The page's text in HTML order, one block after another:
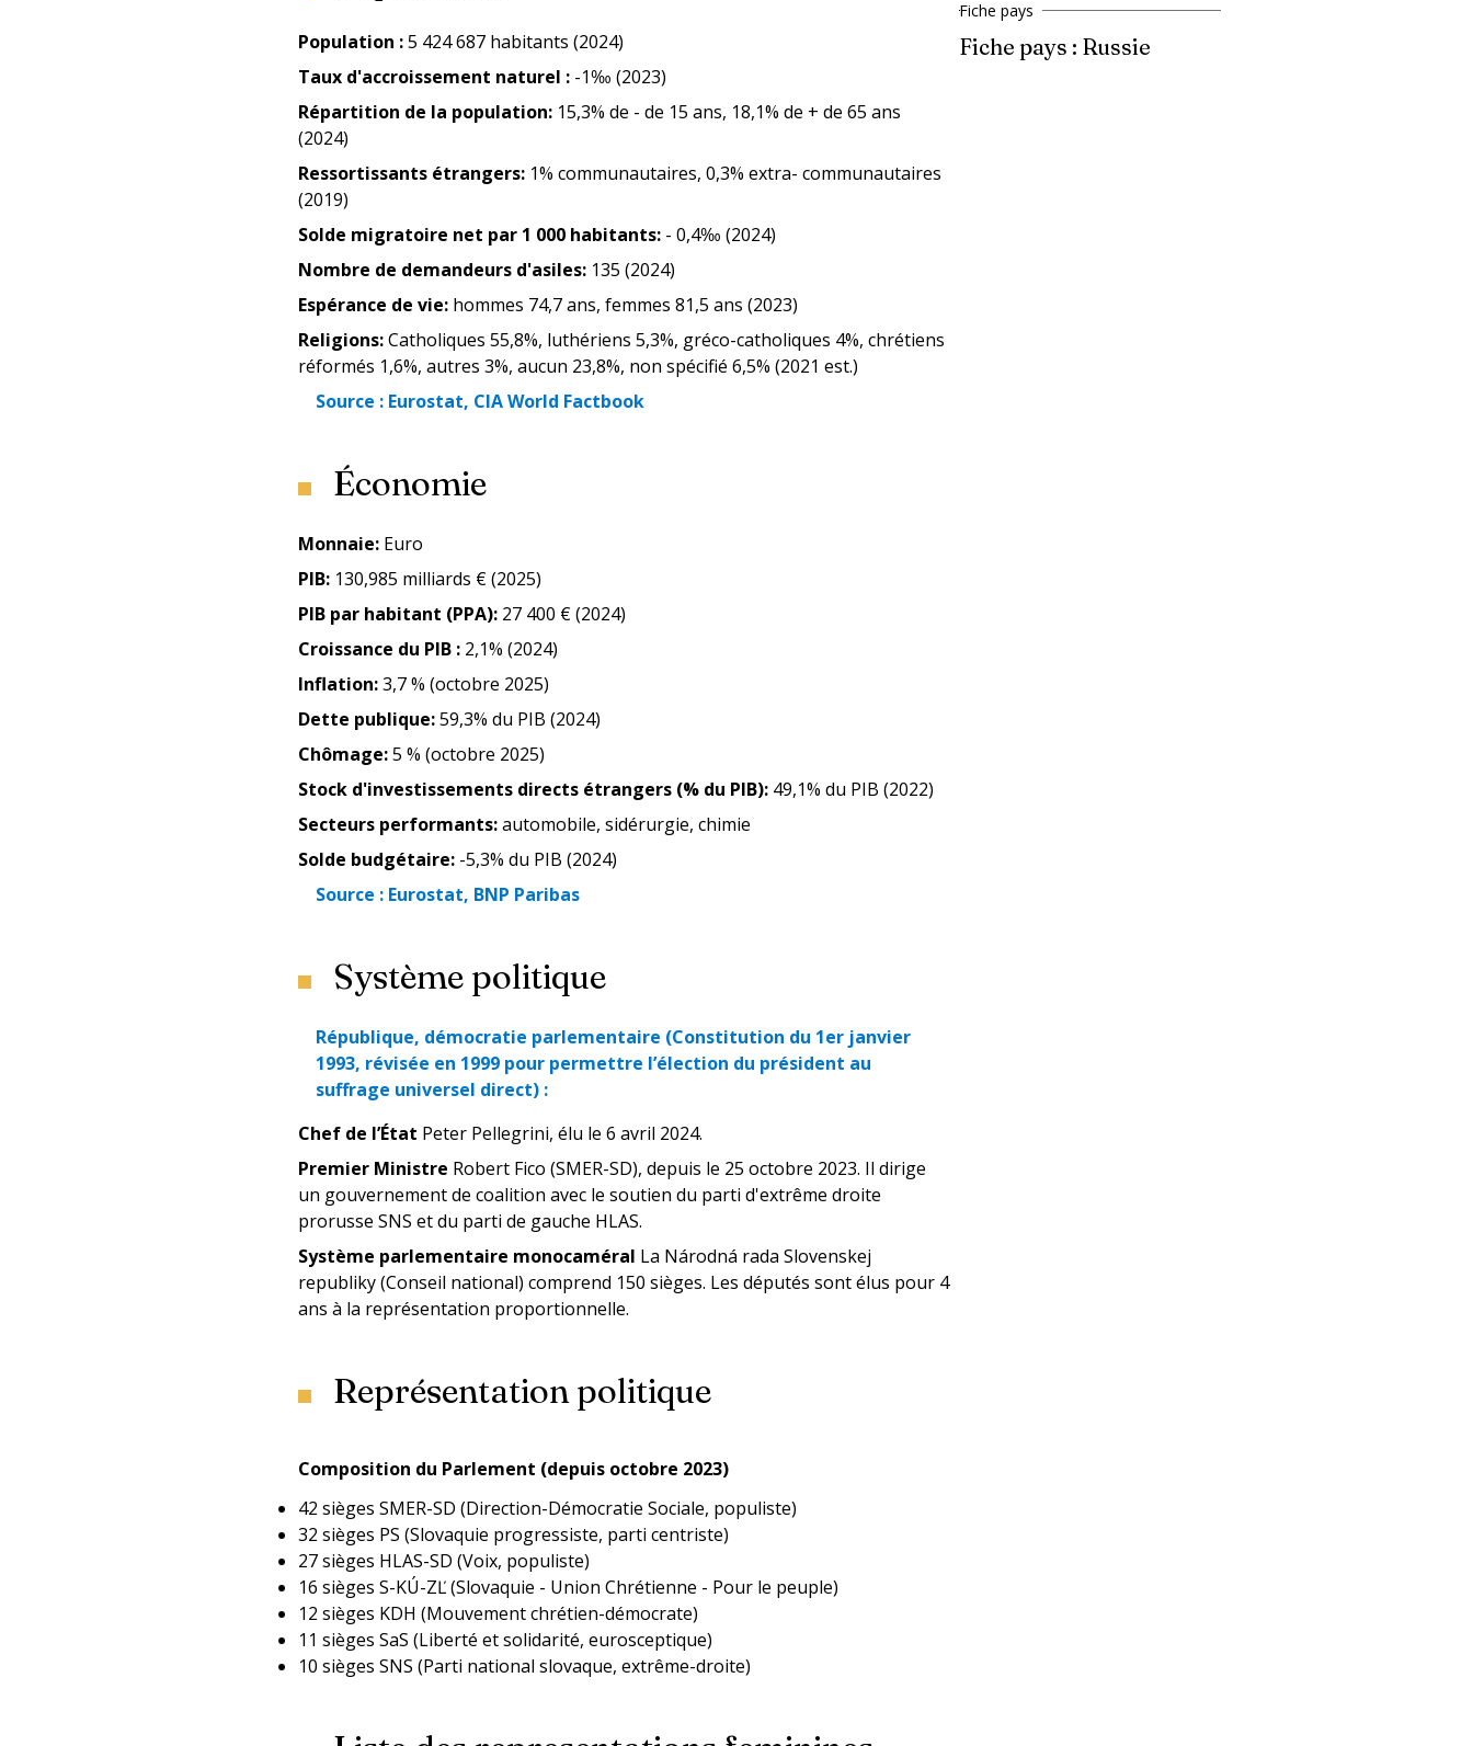
Population :5 424 687 habitants (2024)
Taux d'accroissement naturel : -1‰ (2023)
Répartition de la population: 15,3% de - de 15 ans, 18,1% de + de 65 ans
(2024)
Ressortissants étrangers: 1% communautaires, 0,3% extra- communautaires
(2019)
Solde migratoire net par 1 000 habitants: - 0,4‰ (2024)
Nombre de demandeurs d'asiles: 135 (2024)
Espérance de vie: hommes 74,7 ans, femmes 81,5 ans (2023)
Religions:Catholiques 55,8%, luthériens 5,3%, gréco-catholiques 4%, chrétiens
réformés 1,6%, autres 3%, aucun 23,8%, non spécifié 6,5% (2021 est.)
Source : Eurostat, CIA World Factbook
Économie
Monnaie: Euro
PIB: 130,985 milliards € (2025)
PIB par habitant (PPA): 27 400 € (2024)
Croissance du PIB : 2,1% (2024)
Inflation:3,7 % (octobre 2025)
Dette publique:59,3% du PIB (2024)
Chômage:5 % (octobre 2025)
Stock d'investissements directs étrangers (% du PIB): 49,1% du PIB (2022)
Secteurs performants:automobile, sidérurgie, chimie
Solde budgétaire: -5,3% du PIB (2024)
Source : Eurostat, BNP Paribas
Système politique
République, démocratie parlementaire (Constitution du 1er janvier
1993, révisée en 1999 pour permettre l’élection du président au
suffrage universel direct) :
Chef de l’État Peter Pellegrini, élu le 6 avril 2024.
Premier Ministre Robert Fico (SMER-SD), depuis le 25 octobre 2023. Il dirige
un gouvernement de coalition avec le soutien du parti d'extrême droite
prorusse SNS et du parti de gauche HLAS.
Système parlementaire monocaméral La Národná rada Slovenskej
republiky (Conseil national) comprend 150 sièges. Les députés sont élus pour 4
ans à la représentation proportionnelle.
Représentation politique
Composition du Parlement (depuis octobre 2023)
42 sièges SMER-SD (Direction-Démocratie Sociale, populiste)
32 sièges PS (Slovaquie progressiste, parti centriste)
27 sièges HLAS-SD (Voix, populiste)
16 sièges S-KÚ-ZĽ (Slovaquie - Union Chrétienne - Pour le peuple)
12 sièges KDH (Mouvement chrétien-démocrate)
11 sièges SaS (Liberté et solidarité, eurosceptique)
10 sièges SNS (Parti national slovaque, extrême-droite)
Fiche pays
Fiche pays : Russie